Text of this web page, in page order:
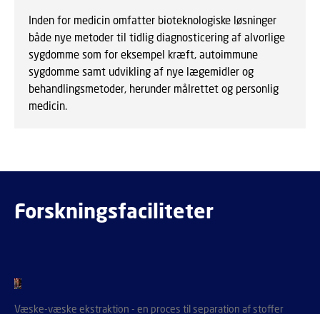
Inden for medicin omfatter bioteknologiske løsninger
både nye metoder til tidlig diagnosticering af alvorlige
sygdomme som for eksempel kræft, autoimmune
sygdomme samt udvikling af nye lægemidler og
behandlingsmetoder, herunder målrettet og personlig
medicin.
Forskningsfaciliteter
Væske-væske ekstraktion - en proces til separation af stoffer